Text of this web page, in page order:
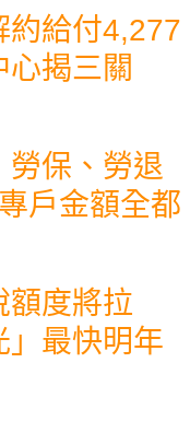
約給付4,277
揭三關
勞保、勞退
戶金額全都
額度將拉
最快明年